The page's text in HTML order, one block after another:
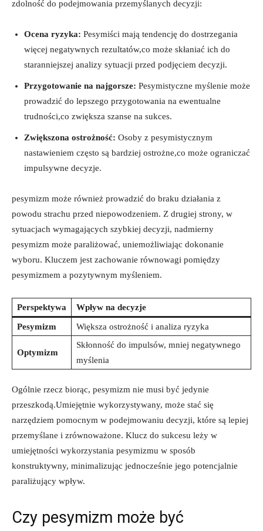
zdolność do podejmowania przemyślanych decyzji:
Ocena ryzyka: Pesymiści mają tendencję do dostrzegania
więcej negatywnych rezultatów,co może skłaniać ich do
staranniejszej analizy sytuacji przed podjęciem decyzji.
Przygotowanie na najgorsze: Pesymistyczne myślenie może
prowadzić do lepszego przygotowania na ewentualne
trudności,co zwiększa szanse na sukces.
Zwiększona ostrożność: Osoby z pesymistycznym
nastawieniem często są bardziej ostrożne,co może ograniczać
impulsywne decyzje.
pesymizm może również prowadzić do braku działania z
powodu strachu przed niepowodzeniem. Z drugiej strony, w
sytuacjach wymagających szybkiej decyzji, nadmierny
pesymizm może paraliżować, uniemożliwiając dokonanie
wyboru. Kluczem jest zachowanie równowagi pomiędzy
pesymizmem a pozytywnym myśleniem.
Perspektywa Wpływ na decyzje
Pesymizm Większa ostrożność i analiza ryzyka
Optymizm
Skłonność do impulsów, mniej negatywnego
myślenia
Ogólnie rzecz biorąc, pesymizm nie musi być jedynie
przeszkodą.Umiejętnie wykorzystywany, może stać się
narzędziem pomocnym w podejmowaniu decyzji, które są lepiej
przemyślane i zrównoważone. Klucz do sukcesu leży w
umiejętności wykorzystania pesymizmu w sposób
konstruktywny, minimalizując jednocześnie jego potencjalnie
paraliżujący wpływ.
Czy pesymizm może być